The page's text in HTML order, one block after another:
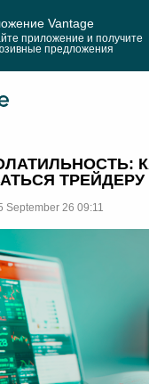
Vantage
приложение и получите
предложения
ТРЕЙДЕРУ
September 26 09:11